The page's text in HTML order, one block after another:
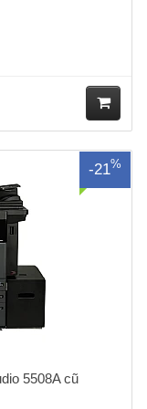
ua
-21%
Tự động nạp và
sao: Có sẵn. Màn
5508A cũ